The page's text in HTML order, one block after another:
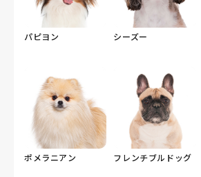
パピヨン シーズー
ポメラニアン フレンチブルドッグ